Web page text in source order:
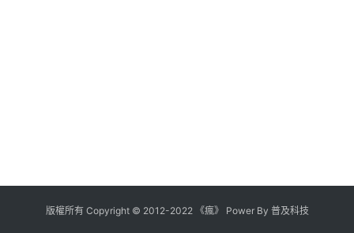
版權所有 Copyright © 2012-2022《瘋》 Power By 普及科技